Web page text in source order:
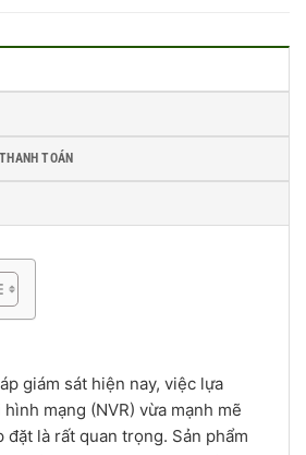
TOÁN
giám sát hiện nay, việc lựa
mạng (NVR) vừa mạnh mẽ
đặt là rất quan trọng. Sản phẩm